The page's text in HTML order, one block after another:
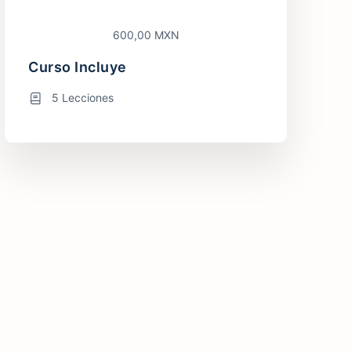
600,00 MXN
Curso Incluye
5 Lecciones